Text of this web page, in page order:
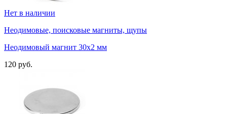
Нет в наличии
Неодимовые, поисковые магниты, щупы
Неодимовый магнит 30х2 мм
120 руб.